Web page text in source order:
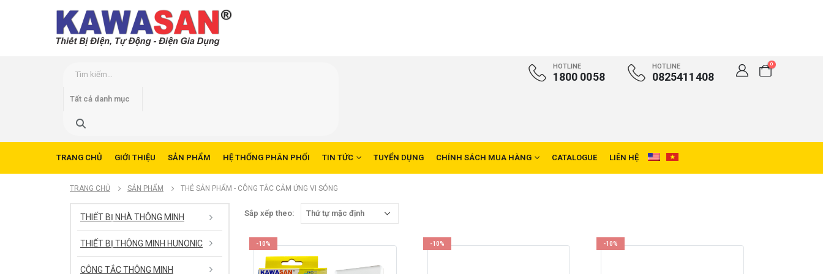
HOTLINE
1800 0058
HOTLINE
0825411408
0
TRANG CHỦ GIỚI THIỆU SẢN PHẨM HỆ THỐNG PHÂN PHỐI TIN TỨC TUYỂN DỤNG CHÍNH SÁCH MUA HÀNG CATALOGUE LIÊN HỆ
TRANG CHỦ SẢN PHẨM THẺ SẢN PHẨM - CÔNG TẮC CẢM ỨNG VI SÓNG
Sắp xếp theo:
-10% -10% -10%
THIẾT BỊ NHÀ THÔNG MINH
THIẾT BỊ THÔNG MINH HUNONIC
CÔNG TẮC THÔNG MINH